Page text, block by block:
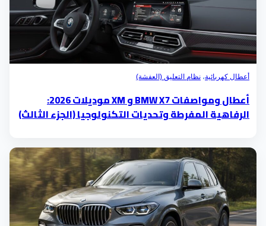
أعطال كهربائية،نظام التعليق (العفشة)
أعطال ومواصفات BMW X7 و XM موديلات 2026:
الرفاهية المفرطة وتحديات التكنولوجيا (الجزء الثالث)